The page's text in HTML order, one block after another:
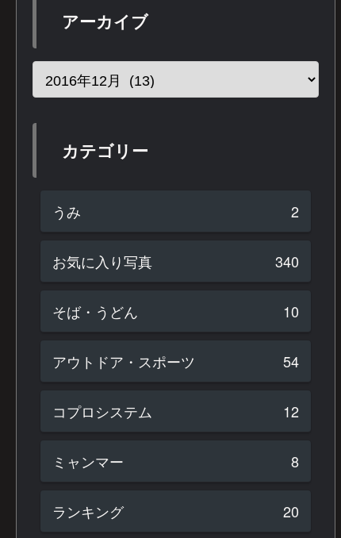
アーカイブ
カテゴリー
うみ 2
お気に入り写真 340
そば・うどん 10
アウトドア・スポーツ 54
コプロシステム 12
ミャンマー 8
ランキング 20